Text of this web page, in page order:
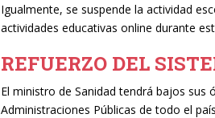
Igualmente, se suspende la actividad
actividades educativas online durante
REFUERZO DEL
El ministro de Sanidad tendrá bajos sus
Administraciones Públicas de todo el